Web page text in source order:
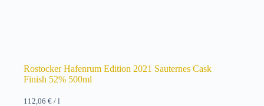
Rostocker Hafenrum Edition 2021 Sauternes Cask
Finish 52% 500ml
112,06 € / l